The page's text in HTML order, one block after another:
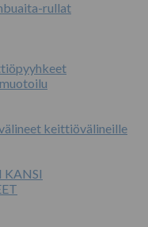
rullat
keittiövälineille
KANSI